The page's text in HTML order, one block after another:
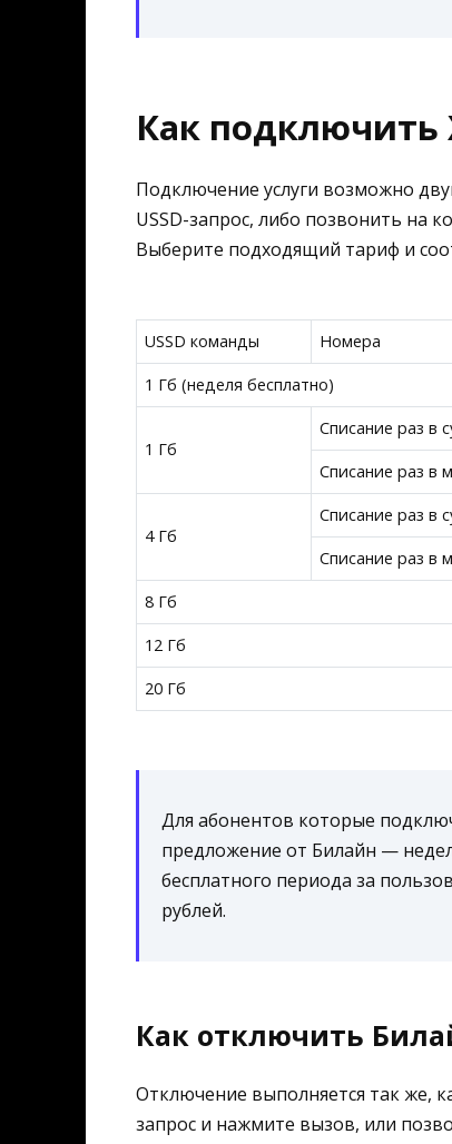
Как подключить
Подключение услуги возможно
USSD-запрос, либо позвонить на
Выберите подходящий тариф и
USSD команды Номера
1 Гб (неделя бесплатно)
1 Гб
Списание раз в
Списание раз в
4 Гб
Списание раз в
Списание раз в
8 Гб
12 Гб
20 Гб
Для абонентов которые
предложение от Билайн —
бесплатного периода за
рублей.
Как отключить
Отключение выполняется так же,
запрос и нажмите вызов, или